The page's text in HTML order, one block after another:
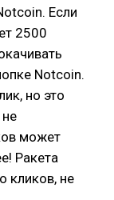
Если
2500
Notcoin.
но это
может
Ракета
кликов, не